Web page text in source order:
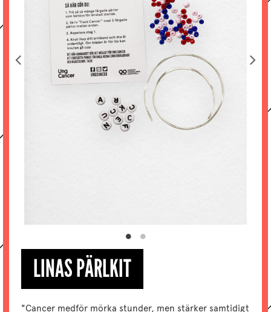
LINAS PÄRLKIT
"Cancer medför mörka stunder, men stärker samtidigt